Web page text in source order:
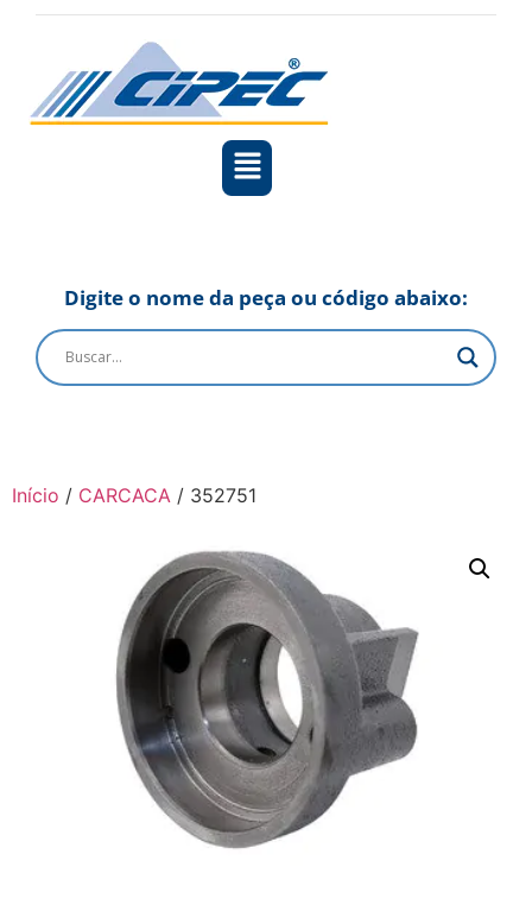
Digite o nome da peça ou código abaixo:
Início / CARCACA / 352751